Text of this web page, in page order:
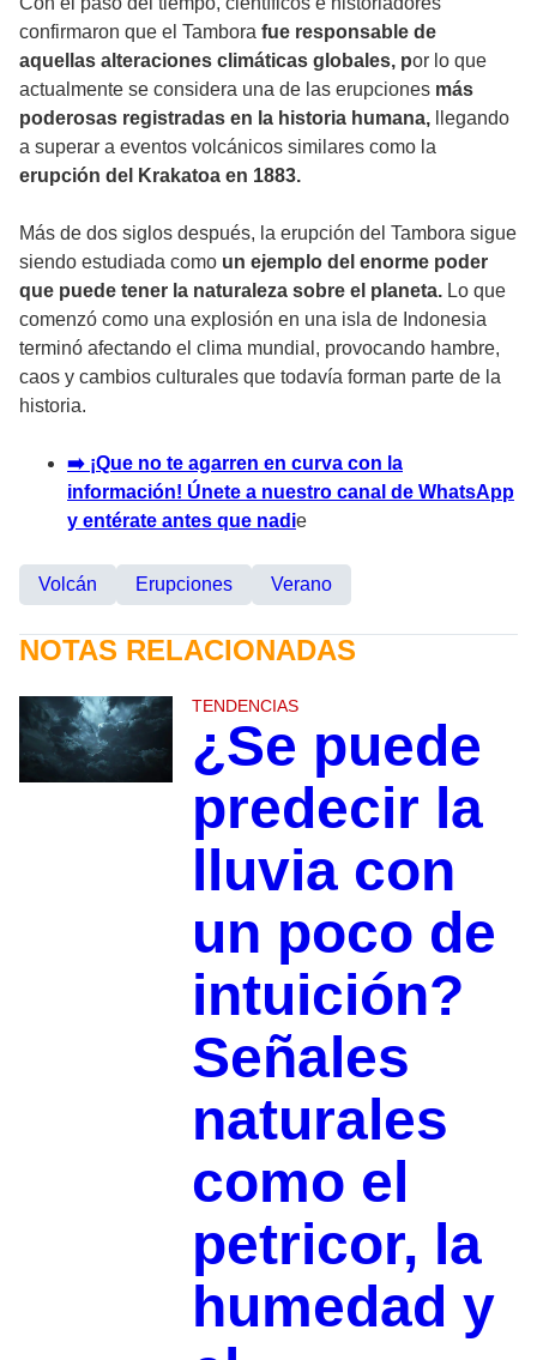
confirmaron que el Tambora fue responsable de
aquellas alteraciones climáticas globales, por lo que
actualmente se considera una de las erupciones más
poderosas registradas en la historia humana, llegando
a superar a eventos volcánicos similares como la
erupción del Krakatoa en 1883.
Más de dos siglos después, la erupción del Tambora sigue
siendo estudiada como un ejemplo del enorme poder
que puede tener la naturaleza sobre el planeta. Lo que
comenzó como una explosión en una isla de Indonesia
terminó afectando el clima mundial, provocando hambre,
caos y cambios culturales que todavía forman parte de la
historia.
➡️ ¡Que no te agarren en curva con la
información! Únete a nuestro canal de WhatsApp
y entérate antes que nadie
Volcán Erupciones Verano
NOTAS RELACIONADAS
TENDENCIAS
¿Se puede
predecir la
lluvia con
un poco de
intuición?
Señales
naturales
como el
petricor, la
humedad y